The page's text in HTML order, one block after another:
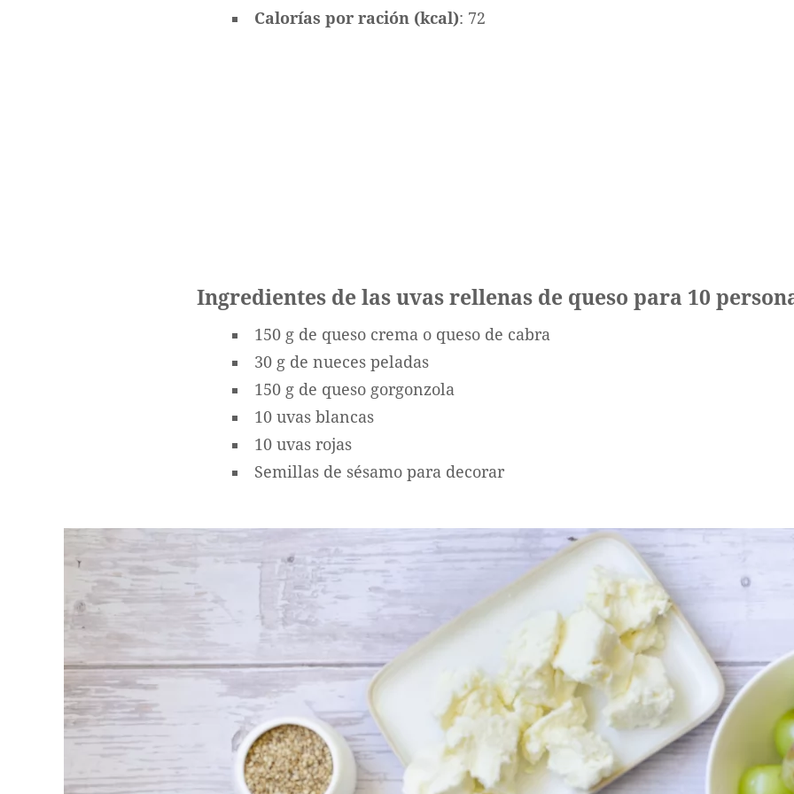
Calorías por ración (kcal): 72
Ingredientes de las uvas rellenas de queso para 10
150 g de queso crema o queso de cabra
30 g de nueces peladas
150 g de queso gorgonzola
10 uvas blancas
10 uvas rojas
Semillas de sésamo para decorar